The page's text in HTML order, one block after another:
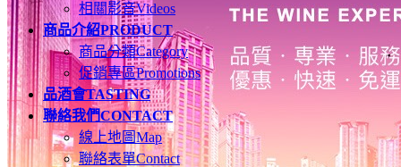
相關影音Videos
商品介紹PRODUCT
商品分類Category
促銷專區Promotions
品酒會TASTING
聯絡我們CONTACT
線上地圖Map
聯絡表單Contact